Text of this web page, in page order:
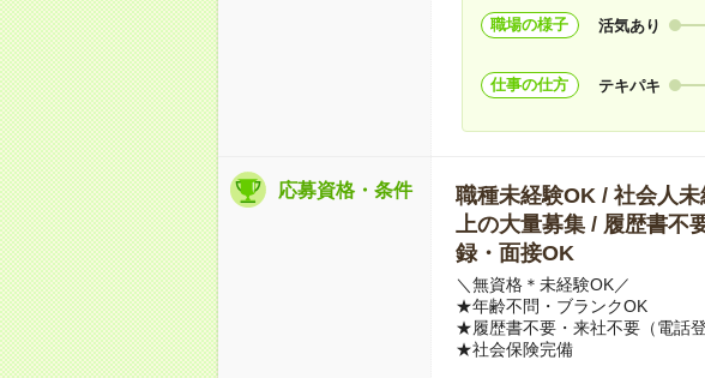
職場の様子 活気あり
仕事の仕方 テキパキ
応募資格・条件
職種未経験OK / 社会人
上の大量募集 / 履歴書
録・面接OK
＼無資格＊未経験OK／
★年齢不問・ブランクOK
★履歴書不要・来社不要（電話登
★社会保険完備